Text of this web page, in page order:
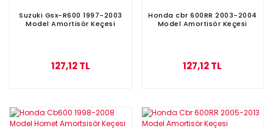
Suzuki Gsx-R600 1997-2003
Model Amortisör Keçesi
127,12 TL
Honda cbr 600RR 2003-2004
Model Amortisör Keçesi
127,12 TL